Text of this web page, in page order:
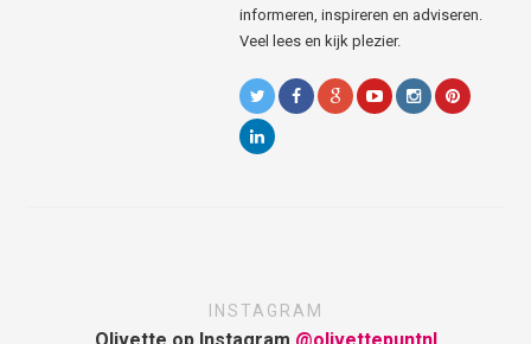
informeren, inspireren en adviseren.
Veel lees en kijk plezier.
INSTAGRAM